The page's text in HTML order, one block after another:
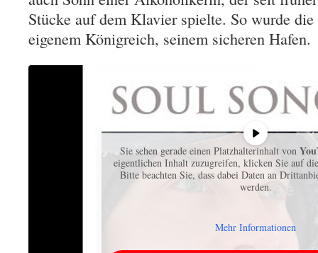
Stücke auf dem Klavier spielte. So wurde
eigenem Königreich, seinem sicheren Hafen.
Sie sehen gerade einen Platzhalterinhalt von
eigentlichen Inhalt zuzugreifen, klicken Sie auf
Bitte beachten Sie, dass dabei Daten an
werden.
Mehr Informationen